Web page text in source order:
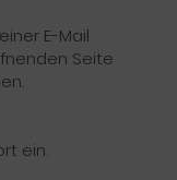
E-Mail
Seite
ein.